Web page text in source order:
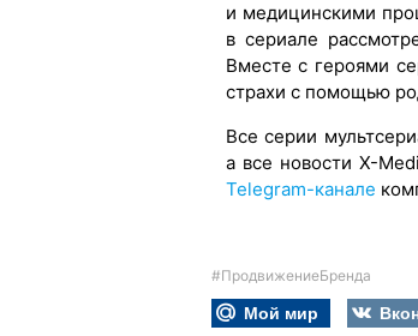
и медицинскими
в сериале
Вместе с героями
страхи с помощью
Все серии
а все новости X-
Telegram-канале
#ПродвижениеБренда
Мой мир